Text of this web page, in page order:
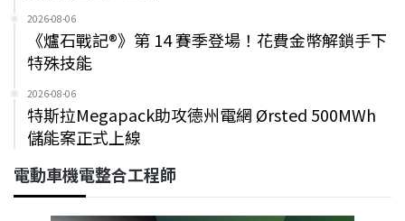
2026-08-06
《爐石戰記®》第 14 賽季登場！花費金幣解鎖手下
特殊技能
2026-08-06
特斯拉Megapack助攻德州電網 Ørsted 500MWh
儲能案正式上線
電動車機電整合工程師